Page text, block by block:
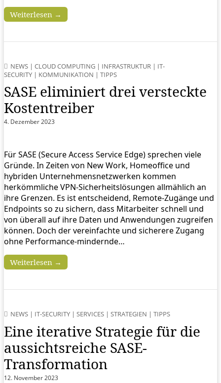
Weiterlesen →
NEWS | CLOUD COMPUTING | INFRASTRUKTUR | IT-
SECURITY | KOMMUNIKATION | TIPPS
SASE eliminiert drei versteckte
Kostentreiber
4. Dezember 2023
Für SASE (Secure Access Service Edge) sprechen viele
Gründe. In Zeiten von New Work, Homeoffice und
hybriden Unternehmensnetzwerken kommen
herkömmliche VPN-Sicherheitslösungen allmählich an
ihre Grenzen. Es ist entscheidend, Remote-Zugänge und
Endpoints so zu sichern, dass Mitarbeiter schnell und
von überall auf ihre Daten und Anwendungen zugreifen
können. Doch der vereinfachte und sicherere Zugang
ohne Performance-mindernde…
Weiterlesen →
NEWS | IT-SECURITY | SERVICES | STRATEGIEN | TIPPS
Eine iterative Strategie für die
aussichtsreiche SASE-
Transformation
12. November 2023